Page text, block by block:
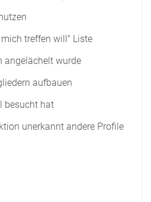
treffen will" Liste
angelächelt wurde
aufbauen
besucht hat
unerkannt andere Profile